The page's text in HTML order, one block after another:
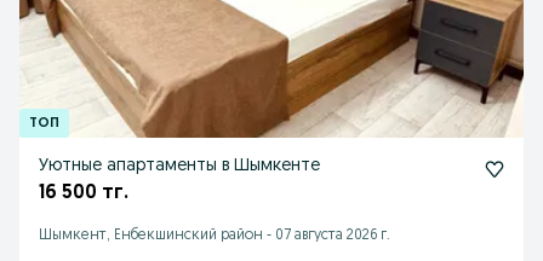
Уютные апартаменты в Шымкенте
16 500 тг.
Шымкент, Енбекшинский район - 07 августа 2026 г.